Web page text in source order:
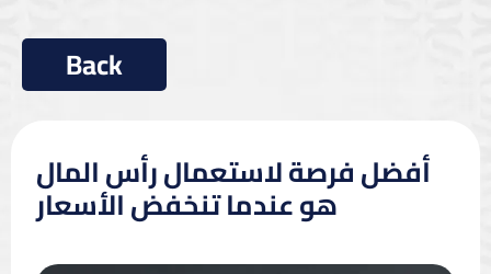
أفضل فرصة لاستعمال رأس المال
هو عندما تنخفض الأسعار